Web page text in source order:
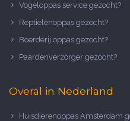
Vogeloppas service gezocht?
Reptielenoppas gezocht?
Boerderij oppas gezocht?
Paardenverzorger gezocht?
Overal in Nederland
Huisdierenoppas Amsterdam